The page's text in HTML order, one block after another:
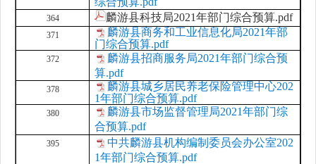
364 麟游县科技局2021年部门综合预算.pdf
371
麟游县商务和工业信息化局2021年部
门综合预算.pdf
372
麟游县招商服务局2021年部门综合预
算.pdf
378
麟游县城乡居民养老保险管理中心202
1年部门综合预算.pdf
380
麟游县市场监督管理局2021年部门综
合预算.pdf
395
中共麟游县机构编制委员会办公室202
1年部门综合预算.pdf